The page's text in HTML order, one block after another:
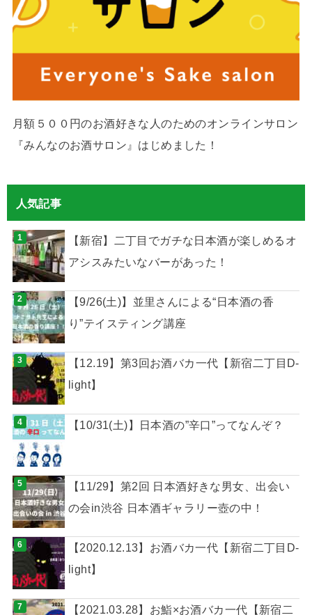
月額５００円のお酒好きな人のためのオンラインサロン
『みんなのお酒サロン』はじめました！
人気記事
【新宿】二丁目でガチな日本酒が楽しめるオ
アシスみたいなバーがあった！
【9/26(土)】並里さんによる“日本酒の香
り”テイスティング講座
【12.19】第3回お酒バカ一代【新宿二丁目D-
light】
【10/31(土)】日本酒の”辛口”ってなんぞ？
【11/29】第2回 日本酒好きな男女、出会い
の会in渋谷 日本酒ギャラリー壺の中！
【2020.12.13】お酒バカ一代【新宿二丁目D-
light】
【2021.03.28】お鮨×お酒バカ一代【新宿二